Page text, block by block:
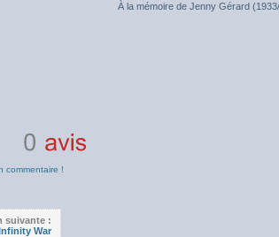
commentaire !
suivante :
War
À la mémoire de Jenny Gérard (1933/